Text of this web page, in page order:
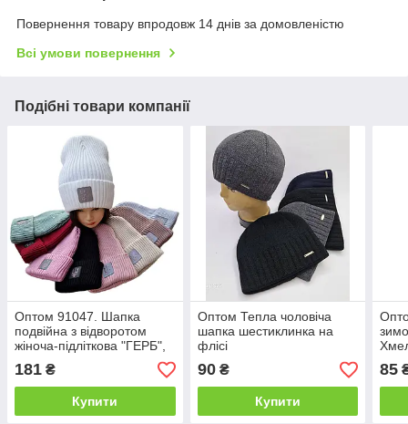
Повернення товару впродовж 14 днів за домовленістю
Всі умови повернення
Подібні товари компанії
Оптом 91047. Шапка
подвійна з відворотом
жіноча-підліткова "ГЕРБ",
різні кольори, 5-60 років
181 ₴
Купити
Оптом Тепла чоловіча
шапка шестиклинка на
флісі
90₴
Купити
85